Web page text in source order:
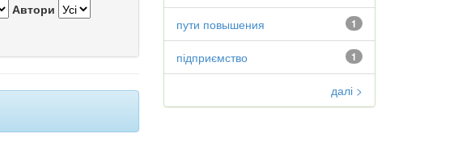
Автори
1
пути повышения
1
підприємство
далі >